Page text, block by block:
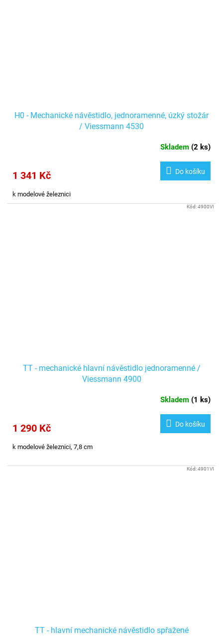
H0 - Mechanické návěstidlo, jednoramenné, úzký stožár
/ Viessmann 4530
Skladem (2 ks)
1 341 Kč Do košíku
k modelové železnici
TT - mechanické hlavní návěstidlo jednoramenné /
Viessmann 4900
Skladem (1 ks)
1 290 Kč Do košíku
k modelové železnici, 7,8 cm
Kód:4900VI
TT - hlavní mechanické návěstidlo spřažené
Kód:4901VI